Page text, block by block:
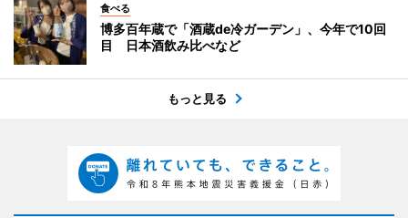
食べる
博多百年蔵で「酒蔵de冷ガーデン」、今年で10回
目 日本酒飲み比べなど
もっと見る